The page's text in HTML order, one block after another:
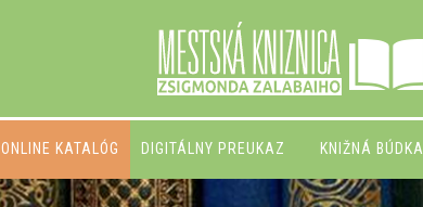
ONLINE KATALÓG DIGITÁLNY PREUKAZ KNIŽNÁ BÚDKA